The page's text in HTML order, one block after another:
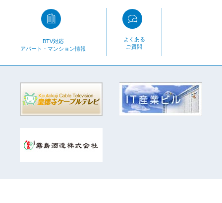
BTV対応
アパート・マンション情報
よくある
ご質問